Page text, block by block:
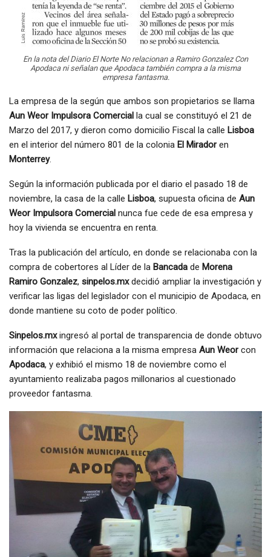
En la nota del Diario El Norte No relacionan a Ramiro Gonzalez Con
Apodaca ni señalan que Apodaca también compra a la misma
empresa fantasma.
La empresa de la según que ambos son propietarios se llama
Aun Weor Impulsora Comercial la cual se constituyó el 21 de
Marzo del 2017, y dieron como domicilio Fiscal la calle Lisboa
en el interior del número 801 de la colonia El Miradoren
Monterrey.
Según la información publicada por el diario el pasado 18 de
noviembre, la casa de la calle Lisboa, supuesta oficina de Aun
Weor Impulsora Comercial nunca fue cede de esa empresa y
hoy la vivienda se encuentra en renta.
Tras la publicación del artículo, en donde se relacionaba con la
compra de cobertores al Líder de la Bancada de Morena
Ramiro Gonzalez, sinpelos.mxdecidió ampliar la investigación y
verificar las ligas del legislador con el municipio de Apodaca, en
donde mantiene su coto de poder político.
Sinpelos.mxingresó al portal de transparencia de donde obtuvo
información que relaciona a la misma empresa Aun Weorcon
Apodaca, y exhibió el mismo 18 de noviembre como el
ayuntamiento realizaba pagos millonarios al cuestionado
proveedor fantasma.